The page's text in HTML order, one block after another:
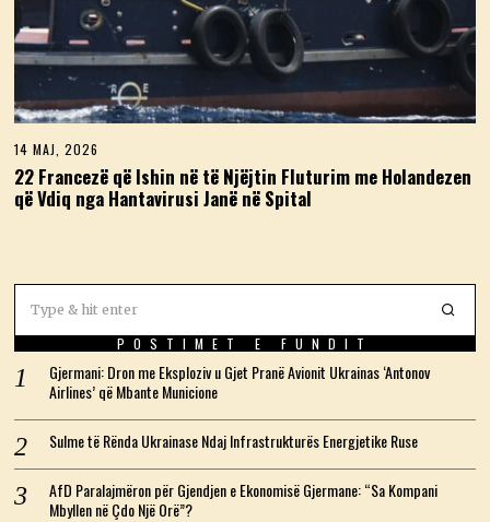
14 MAJ, 2026
4
M
A
2
6
22 Francezë që Ishin në të Njëjtin Fluturim me Holandezen
që Vdiq nga Hantavirusi Janë në Spital
POSTIMET E FUNDIT
Gjermani: Dron me Eksploziv u Gjet Pranë Avionit Ukrainas ‘Antonov
Airlines’ që Mbante Municione
Sulme të Rënda Ukrainase Ndaj Infrastrukturës Energjetike Ruse
AfD Paralajmëron për Gjendjen e Ekonomisë Gjermane: “Sa Kompani
Mbyllen në Çdo Një Orë”?